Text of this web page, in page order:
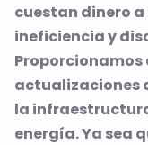
cuestan dinero a
ineficiencia y
actualizaciones
la
energía. Ya sea